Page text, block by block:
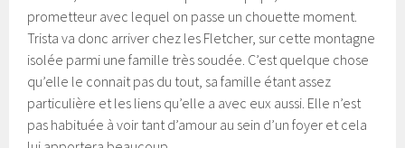
prometteur avec lequel on passe un chouette moment.
Trista va donc arriver chez les Fletcher, sur cette montagne
isolée parmi une famille très soudée. C’est quelque chose
qu’elle le connait pas du tout, sa famille étant assez
particulière et les liens qu’elle a avec eux aussi. Elle n’est
pas habituée à voir tant d’amour au sein d’un foyer et cela